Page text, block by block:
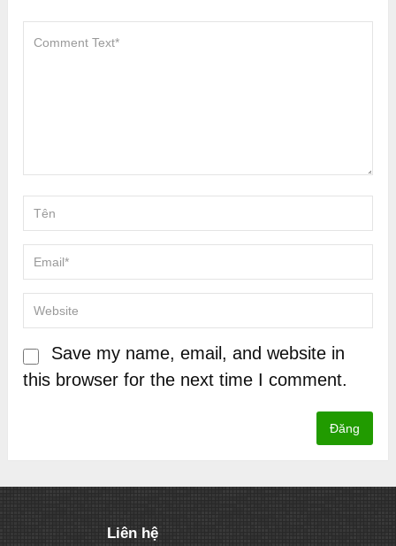
Save my name, email, and website in
this browser for the next time I comment.
Liên hệ